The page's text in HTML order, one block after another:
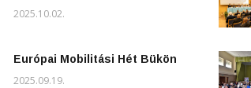
2025.10.02.
Európai Mobilitási Hét Bükön
2025.09.19.